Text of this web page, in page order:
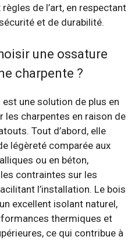
de l’art, en respectant
et de durabilité.
une ossature
charpente ?
est une solution de plus en
les charpentes en raison de
Tout d’abord, elle
légèreté comparée aux
ou en béton,
contraintes sur les
l’installation. Le bois
excellent isolant naturel,
thermiques et
ce qui contribue à